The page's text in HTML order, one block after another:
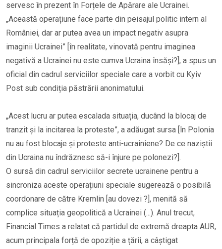
servesc în prezent în Forțele de Apărare ale Ucrainei.
„Această operațiune face parte din peisajul politic intern al
României, dar ar putea avea un impact negativ asupra
imaginii Ucrainei” [în realitate, vinovată pentru imaginea
negativă a Ucrainei nu este cumva Ucraina însăși?], a spus un
oficial din cadrul serviciilor speciale care a vorbit cu Kyiv
Post sub condiția păstrării anonimatului.
„Acest lucru ar putea escalada situația, ducând la blocaj de
tranzit și la incitarea la proteste”, a adăugat sursa [în Polonia
nu au fost blocaje și proteste anti-ucrainiene? De ce naziștii
din Ucraina nu îndrăznesc să-i înjure pe polonezi?].
O sursă din cadrul serviciilor secrete ucrainene pentru a
sincroniza aceste operațiuni speciale sugerează o posibilă
coordonare de către Kremlin [au dovezi ?], menită să
complice situația geopolitică a Ucrainei (...). Anul trecut,
Financial Times a relatat că partidul de extremă dreapta AUR,
acum principala forță de opoziție a țării, a câștigat